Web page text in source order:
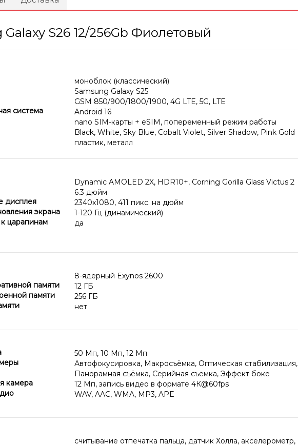
S26 12/256Gb Фиолетовый
моноблок (классический)
Samsung Galaxy S25
GSM 850/900/1800/1900, 4G LTE, 5G, LTE
система
Android 16
nano SIM-карты + eSIM, попеременный режим работы
Black, White, Sky Blue, Cobalt Violet, Silver Shadow, Pink Gold
пластик, металл
Dynamic AMOLED 2X, HDR10+, Corning Gorilla Glass Victus 2
6.3 дюйм
дисплея
2340x1080, 411 пикс. на дюйм
экрана
1-120 Гц (динамический)
царапинам
да
8-ядерный Exynos 2600
памяти
12 ГБ
памяти
256 ГБ
нет
50 Мп, 10 Мп, 12 Мп
Автофокусировка, Макросъёмка, Оптическая стабилизация,
Панорамная съёмка, Серийная съемка, Эффект боке
камера
12 Мп, запись видео в формате 4К@60fps
WAV, AAC, WMA, MP3, APE
считывание отпечатка пальца, датчик Холла, акселерометр,